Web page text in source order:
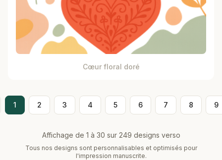
Cœur floral doré
1 2 3 4 5 6 7 8 9
Affichage de 1 à 30 sur 249 designs verso
Tous nos designs sont personnalisables et optimisés pour
l'impression manuscrite.